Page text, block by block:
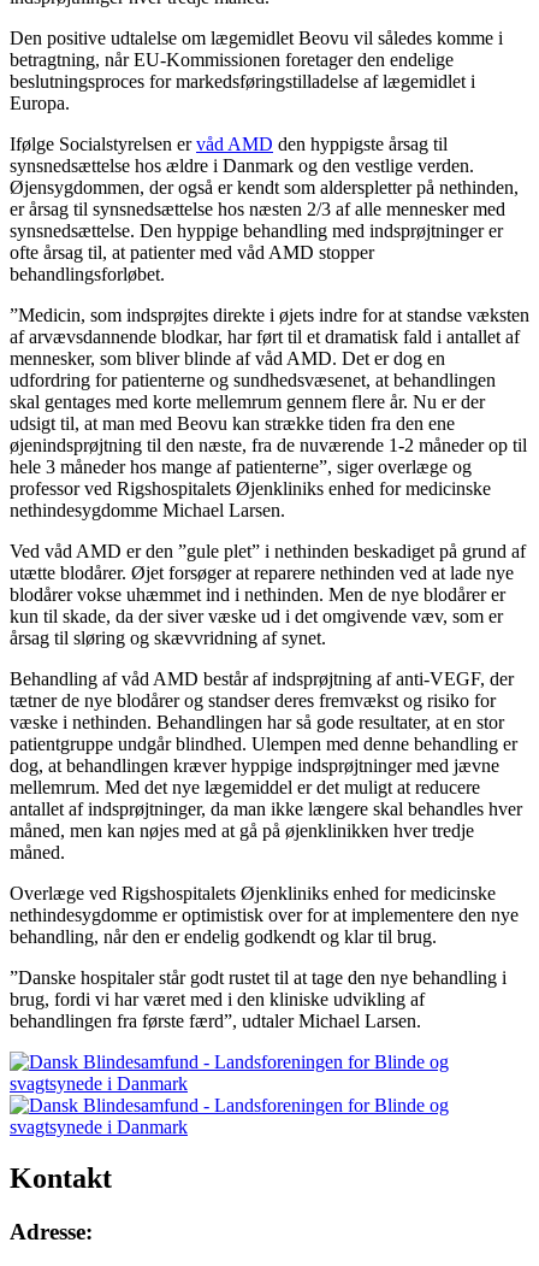
Den positive udtalelse om lægemidlet Beovu vil således komme i
betragtning, når EU-Kommissionen foretager den endelige
beslutningsproces for markedsføringstilladelse af lægemidlet i
Europa.
Ifølge Socialstyrelsen ervåd AMD den hyppigste årsag til
synsnedsættelse hos ældre i Danmark og den vestlige verden.
Øjensygdommen, der også er kendt som alderspletter på nethinden,
er årsag til synsnedsættelse hos næsten 2/3 af alle mennesker med
synsnedsættelse. Den hyppige behandling med indsprøjtninger er
ofte årsag til, at patienter med våd AMD stopper
behandlingsforløbet.
”Medicin, som indsprøjtes direkte i øjets indre for at standse væksten
af arvævsdannende blodkar, har ført til et dramatisk fald i antallet af
mennesker, som bliver blinde af våd AMD. Det er dog en
udfordring for patienterne og sundhedsvæsenet, at behandlingen
skal gentages med korte mellemrum gennem flere år. Nu er der
udsigt til, at man med Beovu kan strække tiden fra den ene
øjenindsprøjtning til den næste, fra de nuværende 1-2 måneder op til
hele 3 måneder hos mange af patienterne”, siger overlæge og
professor ved Rigshospitalets Øjenkliniks enhed for medicinske
nethindesygdomme Michael Larsen.
Ved våd AMD er den ”gule plet” i nethinden beskadiget på grund af
utætte blodårer. Øjet forsøger at reparere nethinden ved at lade nye
blodårer vokse uhæmmet ind i nethinden. Men de nye blodårer er
kun til skade, da der siver væske ud i det omgivende væv, som er
årsag til sløring og skævvridning af synet.
Behandling af våd AMD består af indsprøjtning af anti-VEGF, der
tætner de nye blodårer og standser deres fremvækst og risiko for
væske i nethinden. Behandlingen har så gode resultater, at en stor
patientgruppe undgår blindhed. Ulempen med denne behandling er
dog, at behandlingen kræver hyppige indsprøjtninger med jævne
mellemrum. Med det nye lægemiddel er det muligt at reducere
antallet af indsprøjtninger, da man ikke længere skal behandles hver
måned, men kan nøjes med at gå på øjenklinikken hver tredje
måned.
Overlæge ved Rigshospitalets Øjenkliniks enhed for medicinske
nethindesygdomme er optimistisk over for at implementere den nye
behandling, når den er endelig godkendt og klar til brug.
”Danske hospitaler står godt rustet til at tage den nye behandling i
brug, fordi vi har været med i den kliniske udvikling af
behandlingen fra første færd”, udtaler Michael Larsen.
Kontakt
Adresse: